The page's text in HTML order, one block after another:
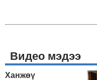
Видео мэдээ
Ханжөү